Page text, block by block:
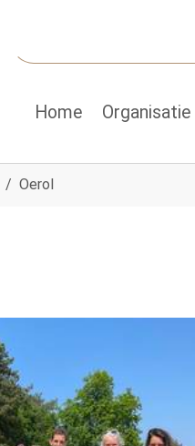
Home Organisatie
Oerol